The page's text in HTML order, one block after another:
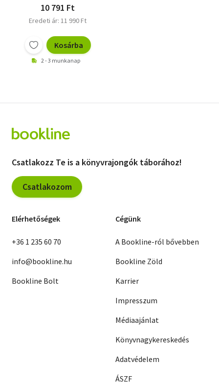
10 791 Ft
Eredeti ár: 11 990 Ft
Kosárba
2 - 3 munkanap
Csatlakozz Te is a könyvrajongók táborához!
Csatlakozom
Elérhetőségek
+36 1 235 60 70
info@bookline.hu
Bookline Bolt
Cégünk
A Bookline-ról bővebben
Bookline Zöld
Karrier
Impresszum
Médiaajánlat
Könyvnagykereskedés
Adatvédelem
ÁSZF